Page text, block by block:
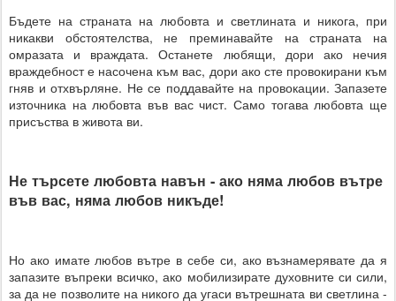
Бъдете на страната на любовта и светлината и никога, при
никакви обстоятелства, не преминавайте на страната на
омразата и враждата. Останете любящи, дори ако нечия
враждебност е насочена към вас, дори ако сте провокирани към
гняв и отхвърляне. Не се поддавайте на провокации. Запазете
източника на любовта във вас чист. Само тогава любовта ще
присъства в живота ви.
Не търсете любовта навън - ако няма любов вътре
във вас, няма любов никъде!
Но ако имате любов вътре в себе си, ако възнамерявате да я
запазите въпреки всичко, ако мобилизирате духовните си сили,
за да не позволите на никого да угаси вътрешната ви светлина -